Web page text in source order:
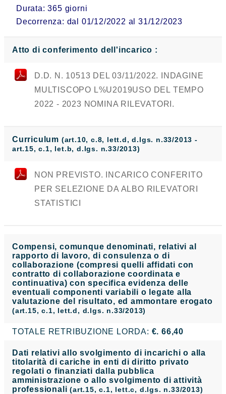
Durata: 365 giorni
Decorrenza: dal 01/12/2022 al 31/12/2023
Atto di conferimento dell'incarico :
D.D. N. 10513 DEL 03/11/2022. INDAGINE
MULTISCOPO L%U2019USO DEL TEMPO
2022 - 2023 NOMINA RILEVATORI.
Curriculum (art.10, c.8, lett.d, d.lgs. n.33/2013 -
art.15, c.1, let.b, d.lgs. n.33/2013)
NON PREVISTO. INCARICO CONFERITO
PER SELEZIONE DA ALBO RILEVATORI
STATISTICI
Compensi, comunque denominati, relativi al
rapporto di lavoro, di consulenza o di
collaborazione (compresi quelli affidati con
contratto di collaborazione coordinata e
continuativa) con specifica evidenza delle
eventuali componenti variabili o legate alla
valutazione del risultato, ed ammontare erogato
(art.15, c.1, lett.d, d.lgs. n.33/2013)
TOTALE RETRIBUZIONE LORDA: €. 66,40
Dati relativi allo svolgimento di incarichi o alla
titolarità di cariche in enti di diritto privato
regolati o finanziati dalla pubblica
amministrazione o allo svolgimento di attività
professionali(art.15, c.1, lett.c, d.lgs. n.33/2013)